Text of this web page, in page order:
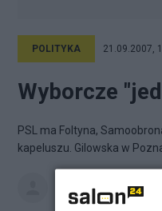
POLITYKA 21.09.2007,
Wyborcze
PSL ma Foltyna,
kapeluszu. Gilowska w
Szymon Sójka na blogu